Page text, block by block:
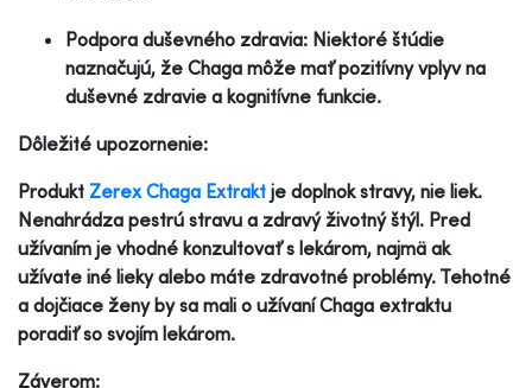
Podpora duševného zdravia: Niektoré štúdie
naznačujú, že Chaga môže mať pozitívny vplyv na
duševné zdravie a kognitívne funkcie.
Dôležité upozornenie:
Produkt Zerex Chaga Extrakt je doplnok stravy, nie liek.
Nenahrádza pestrú stravu a zdravý životný štýl. Pred
užívaním je vhodné konzultovať s lekárom, najmä ak
užívate iné lieky alebo máte zdravotné problémy. Tehotné
a dojčiace ženy by sa mali o užívaní Chaga extraktu
poradiť so svojím lekárom.
Záverom: